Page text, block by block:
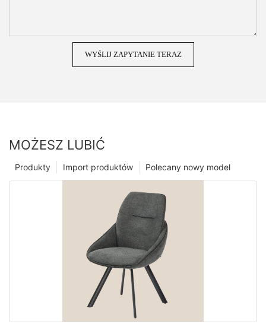
WYŚLIJ ZAPYTANIE TERAZ
MOŻESZ LUBIĆ
Polecany nowy model
Import produktów
Produkty